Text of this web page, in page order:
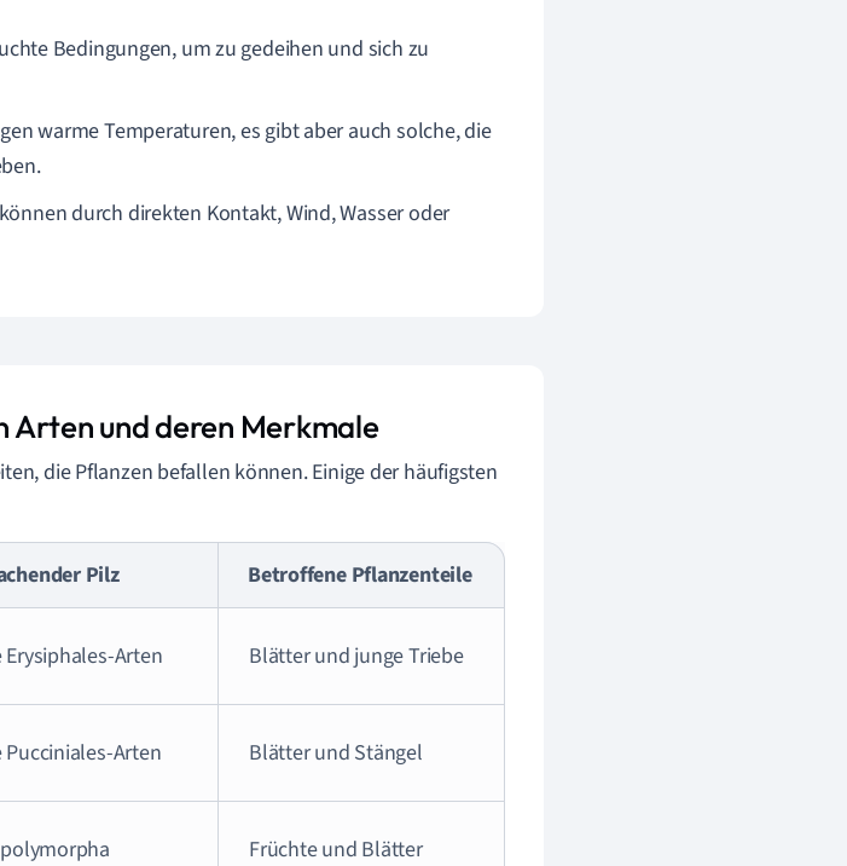
Bedingungen, um zu gedeihen und sich zu
warme Temperaturen, es gibt aber auch solche, die
durch direkten Kontakt, Wind, Wasser oder
Arten und deren Merkmale
die Pflanzen befallen können. Einige der häufigsten
Pilz Betroffene Pflanzenteile
Erysiphales-Arten Blätter und junge Triebe
Pucciniales-Arten Blätter und Stängel
Früchte und Blätter